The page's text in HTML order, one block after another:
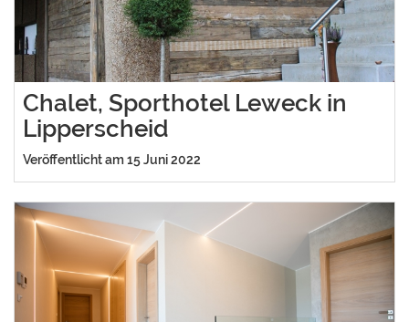
Chalet, Sporthotel Leweck in
Lipperscheid
Veröffentlicht am 15 Juni 2022